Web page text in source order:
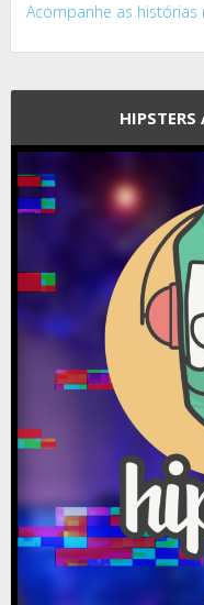
Acompanhe as histórias